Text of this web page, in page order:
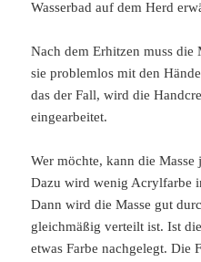
Wasserbad auf dem Herd
Nach dem Erhitzen muss die
sie problemlos mit den
das der Fall, wird die
eingearbeitet.
Wer möchte, kann die
Dazu wird wenig Acrylfarbe
Dann wird die Masse gut
gleichmäßig verteilt ist. Ist
etwas Farbe nachgelegt. Die